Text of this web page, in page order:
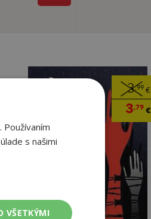
3,99 €
3,79€
s našimi
VŠETKÝMI